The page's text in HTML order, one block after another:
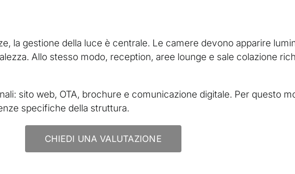
la gestione della luce è centrale. Le camere devono apparire
Allo stesso modo, reception, aree lounge e sale colazione
sito web, OTA, brochure e comunicazione digitale. Per questo
specifiche della struttura.
CHIEDI UNA VALUTAZIONE